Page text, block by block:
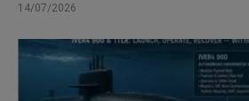
14/07/2026